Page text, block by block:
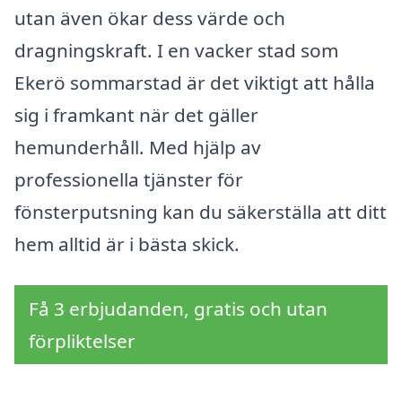
utan även ökar dess värde och
dragningskraft. I en vacker stad som
Ekerö sommarstad är det viktigt att hålla
sig i framkant när det gäller
hemunderhåll. Med hjälp av
professionella tjänster för
fönsterputsning kan du säkerställa att ditt
hem alltid är i bästa skick.
Få 3 erbjudanden, gratis och utan
förpliktelser